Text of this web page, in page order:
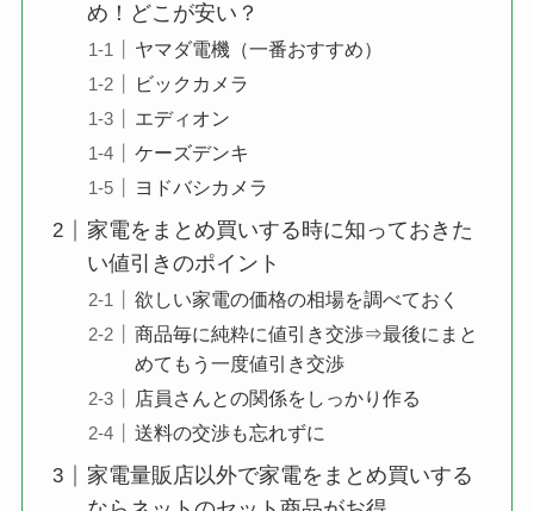
め！どこが安い？
ヤマダ電機（一番おすすめ）
ビックカメラ
エディオン
ケーズデンキ
ヨドバシカメラ
家電をまとめ買いする時に知っておきた
い値引きのポイント
欲しい家電の価格の相場を調べておく
商品毎に純粋に値引き交渉⇒最後にまと
めてもう一度値引き交渉
店員さんとの関係をしっかり作る
送料の交渉も忘れずに
家電量販店以外で家電をまとめ買いする